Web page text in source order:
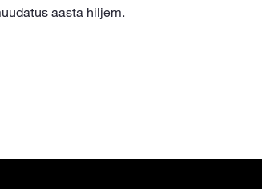
aasta hiljem.